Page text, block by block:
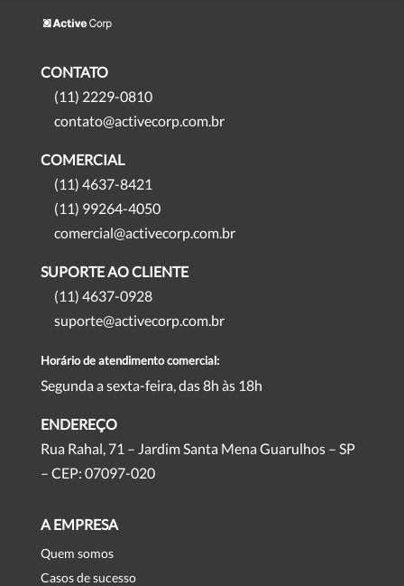
CONTATO
(11) 2229-0810
contato@activecorp.com.br
COMERCIAL
(11) 4637-8421
(11) 99264-4050
comercial@activecorp.com.br
SUPORTE AO CLIENTE
(11) 4637-0928
suporte@activecorp.com.br
Horário de atendimento comercial:
Segunda a sexta-feira, das 8h às 18h
ENDEREÇO
Rua Rahal, 71 – Jardim Santa Mena Guarulhos – SP
– CEP: 07097-020
A EMPRESA
Quem somos
Casos de sucesso